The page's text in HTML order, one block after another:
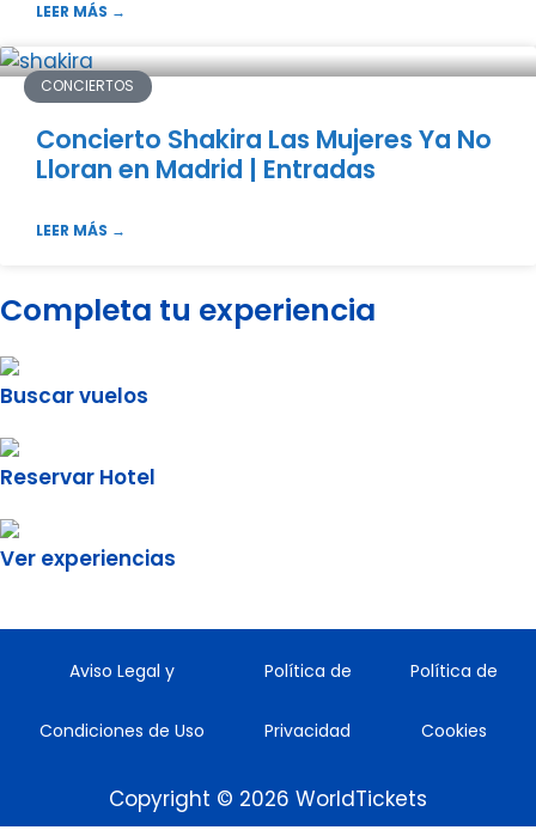
LEER MÁS →
CONCIERTOS
Concierto Shakira Las Mujeres Ya No
Lloran en Madrid | Entradas
LEER MÁS →
Completa tu experiencia
Buscar vuelos
Reservar Hotel
Ver experiencias
Aviso Legal y
Condiciones de Uso
Política de
Privacidad
Política de
Cookies
Copyright © 2026 WorldTickets